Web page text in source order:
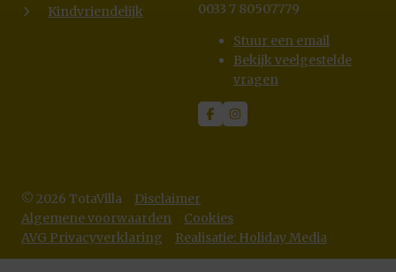
Kindvriendelijk
0033 7 80507779
Stuur een email
Bekijk veelgestelde
vragen
© 2026 TotaVilla
Disclaimer
Algemene voorwaarden
Cookies
AVG Privacyverklaring
Realisatie: Holiday Media